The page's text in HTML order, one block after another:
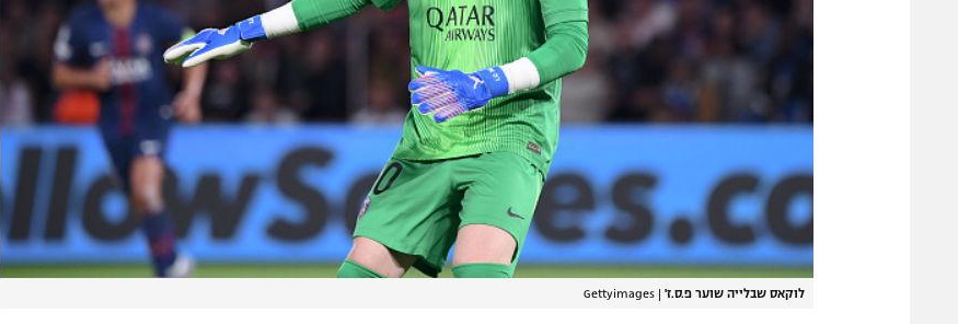
לוקאס שבלייה שוער פ.ס.ז' |
Gettyimages